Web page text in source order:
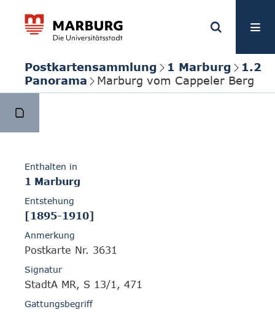
Postkartensammlung 1 Marburg
1.2
Panorama
Marburg vom Cappeler Berg
Enthalten in
1 Marburg
Entstehung
[1895-1910]
Anmerkung
Postkarte Nr. 3631
Signatur
StadtA MR, S 13/1, 471
Gattungsbegriff